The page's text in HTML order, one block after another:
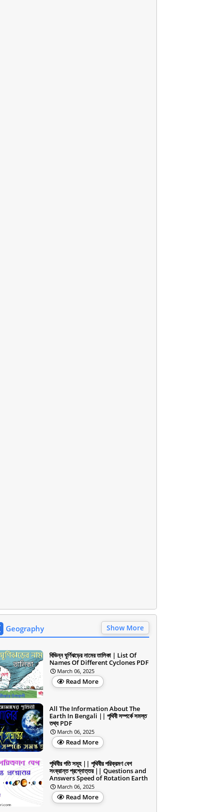
Geography Show More
বিভিন্ন ঘূর্ণিঝড়ের নামের তালিকা | List Of
Names Of Different Cyclones PDF
March 06, 2025
Read More
All The Information About The
Earth In Bengali || পৃথিবী সম্পর্কে সমস্ত
তথ্য PDF
March 06, 2025
Read More
পৃথিবীর গতি সমূহ || পৃথিবীর পরিক্রমণ বেগ
সংক্রান্ত প্রশ্নোত্তর || Questions and
Answers Speed of Rotation Earth
March 06, 2025
Read More